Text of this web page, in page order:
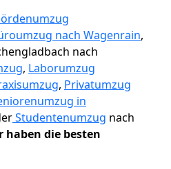
nach Wagenrain,
nach
, Laborumzug
, Privatumzug
in
Studentenumzug nach
haben die besten